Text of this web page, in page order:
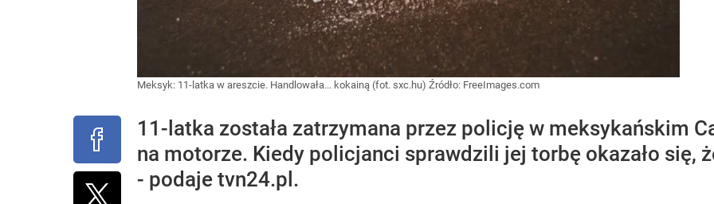
Meksyk: 11-latka w areszcie. Handlowała... kokainą (fot. sxc.hu) Źródło: FreeImages.com
11-latka została zatrzymana przez policję w meksykańskim
na motorze. Kiedy policjanci sprawdzili jej torbę okazało się,
- podaje tvn24.pl.